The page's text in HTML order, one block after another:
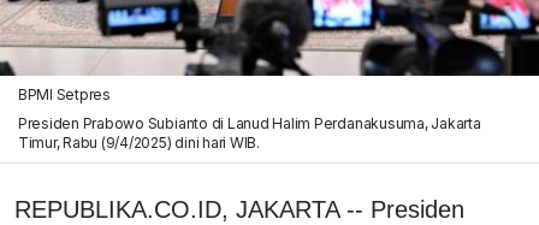
BPMI Setpres
Presiden Prabowo Subianto di Lanud Halim Perdanakusuma, Jakarta
Timur, Rabu (9/4/2025) dini hari WIB.
REPUBLIKA.CO.ID, JAKARTA -- Presiden